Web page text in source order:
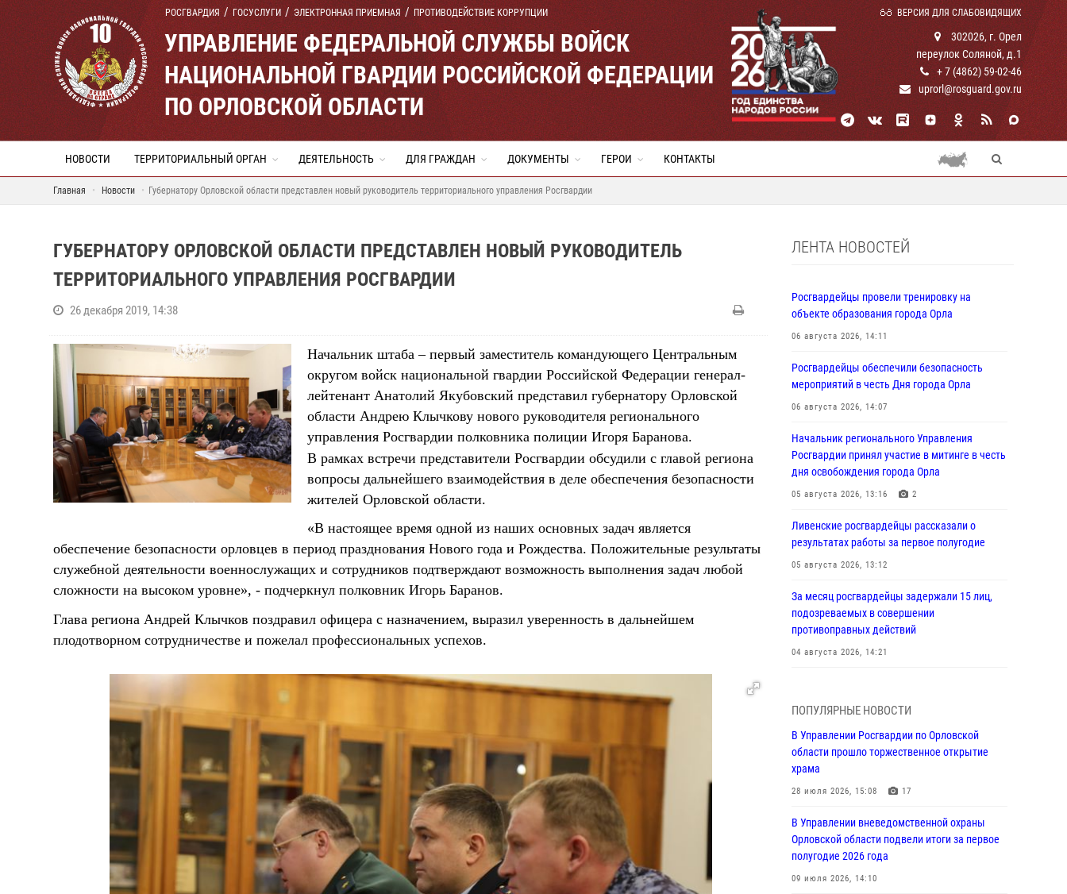
РОСГВАРДИЯ ГОСУСЛУГИ ЭЛЕКТРОННАЯ ПРИЕМНАЯ ПРОТИВОДЕЙСТВИЕ КОРРУПЦИИ ВЕРСИЯ ДЛЯ СЛАБОВИДЯЩИХ
УПРАВЛЕНИЕ ФЕДЕРАЛЬНОЙ СЛУЖБЫ ВОЙСК
НАЦИОНАЛЬНОЙ ГВАРДИИ РОССИЙСКОЙ ФЕДЕРАЦИИ
ПО ОРЛОВСКОЙ ОБЛАСТИ
302026, г. Орел
переулок Соляной, д.1
+ 7 (4862) 59-02-46
uprorl@rosguard.gov.ru
НОВОСТИ ТЕРРИТОРИАЛЬНЫЙ ОРГАН ДЕЯТЕЛЬНОСТЬ ДЛЯ ГРАЖДАН ДОКУМЕНТЫ ГЕРОИ КОНТАКТЫ
Главная Новости Губернатору Орловской области представлен новый руководитель территориального управления Росгвардии
ГУБЕРНАТОРУ ОРЛОВСКОЙ ОБЛАСТИ ПРЕДСТАВЛЕН НОВЫЙ РУКОВОДИТЕЛЬ
ТЕРРИТОРИАЛЬНОГО УПРАВЛЕНИЯ РОСГВАРДИИ
26 декабря 2019, 14:38
Начальник штаба – первый заместитель командующего Центральным
округом войск национальной гвардии Российской Федерации генерал-
лейтенант Анатолий Якубовский представил губернатору Орловской
области Андрею Клычкову нового руководителя регионального
управления Росгвардии полковника полиции Игоря Баранова.
В рамках встречи представители Росгвардии обсудили с главой региона
вопросы дальнейшего взаимодействия в деле обеспечения безопасности
жителей Орловской области.
«В настоящее время одной из наших основных задач является
обеспечение безопасности орловцев в период празднования Нового года и Рождества. Положительные результаты
служебной деятельности военнослужащих и сотрудников подтверждают возможность выполнения задач любой
сложности на высоком уровне», - подчеркнул полковник Игорь Баранов.
Глава региона Андрей Клычков поздравил офицера с назначением, выразил уверенность в дальнейшем
плодотворном сотрудничестве и пожелал профессиональных успехов.
ЛЕНТА НОВОСТЕЙ
Росгвардейцы провели тренировку на
объекте образования города Орла
06 августа 2026, 14:11
Росгвардейцы обеспечили безопасность
мероприятий в честь Дня города Орла
06 августа 2026, 14:07
Начальник регионального Управления
Росгвардии принял участие в митинге в честь
дня освобождения города Орла
05 августа 2026, 13:16 2
Ливенские росгвардейцы рассказали о
результатах работы за первое полугодие
05 августа 2026, 13:12
За месяц росгвардейцы задержали 15 лиц,
подозреваемых в совершении
противоправных действий
04 августа 2026, 14:21
За месяц росгвардейцы приняли от граждан
более 800 заявлений о предоставлении
госуслуг
Росгвардейцы обеспечили безопасность во
время празднования Дня ВДВ
03 августа 2026, 14:23
ПОПУЛЯРНЫЕ НОВОСТИ
В Управлении Росгвардии по Орловской
области прошло торжественное открытие
храма
28 июля 2026, 15:08 17
В Управлении вневедомственной охраны
Орловской области подвели итоги за первое
полугодие 2026 года
09 июля 2026, 14:10